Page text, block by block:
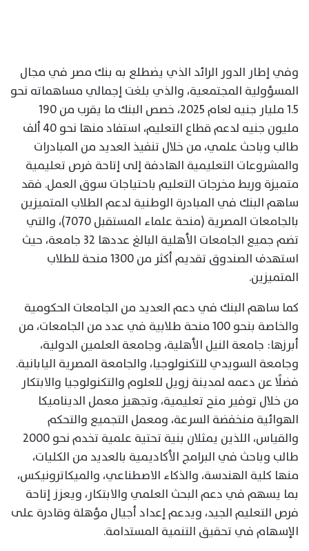
وفي إطار الدور الرائد الذي يضطلع به بنك مصر في مجال
المسؤولية المجتمعية، والذي بلغت إجمالي مساهماته نحو
1.5 مليار جنيه لعام 2025، خصص البنك ما يقرب من 190
مليون جنيه لدعم قطاع التعليم، استفاد منها نحو 40 ألف
طالب وباحث علمي، من خلال تنفيذ العديد من المبادرات
والمشروعات التعليمية الهادفة إلى إتاحة فرص تعليمية
متميزة وربط مخرجات التعليم باحتياجات سوق العمل. فقد
ساهم البنك في المبادرة الوطنية لدعم الطلاب المتميزين
بالجامعات المصرية (منحة علماء المستقبل 7070)، والتي
تضم جميع الجامعات الأهلية البالغ عددها 32 جامعة، حيث
استهدف الصندوق تقديم أكثر من 1300 منحة للطلاب
المتميزين.
كما ساهم البنك في دعم العديد من الجامعات الحكومية
والخاصة بنحو 100 منحة طلابية في عدد من الجامعات، من
أبرزها: جامعة النيل الأهلية، وجامعة العلمين الدولية،
وجامعة السويدي للتكنولوجيا، والجامعة المصرية اليابانية.
فضلًا عن دعمه لمدينة زويل للعلوم والتكنولوجيا والابتكار
من خلال توفير منح تعليمية، وتجهيز معمل الديناميكا
الهوائية منخفضة السرعة، ومعمل التجميع والتحكم
والقياس، اللذين يمثلان بنية تحتية علمية تخدم نحو 2000
طالب وباحث في البرامج الأكاديمية بالعديد من الكليات،
منها كلية الهندسة، والذكاء الاصطناعي، والميكاترونيكس،
بما يسهم في دعم البحث العلمي والابتكار، ويعزز إتاحة
فرص التعليم الجيد، ويدعم إعداد أجيال مؤهلة وقادرة على
الإسهام في تحقيق التنمية المستدامة.